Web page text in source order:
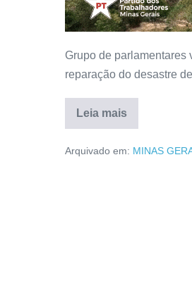
Grupo de parlamentares
reparação do desastre
Leia mais
Arquivado em: MINAS